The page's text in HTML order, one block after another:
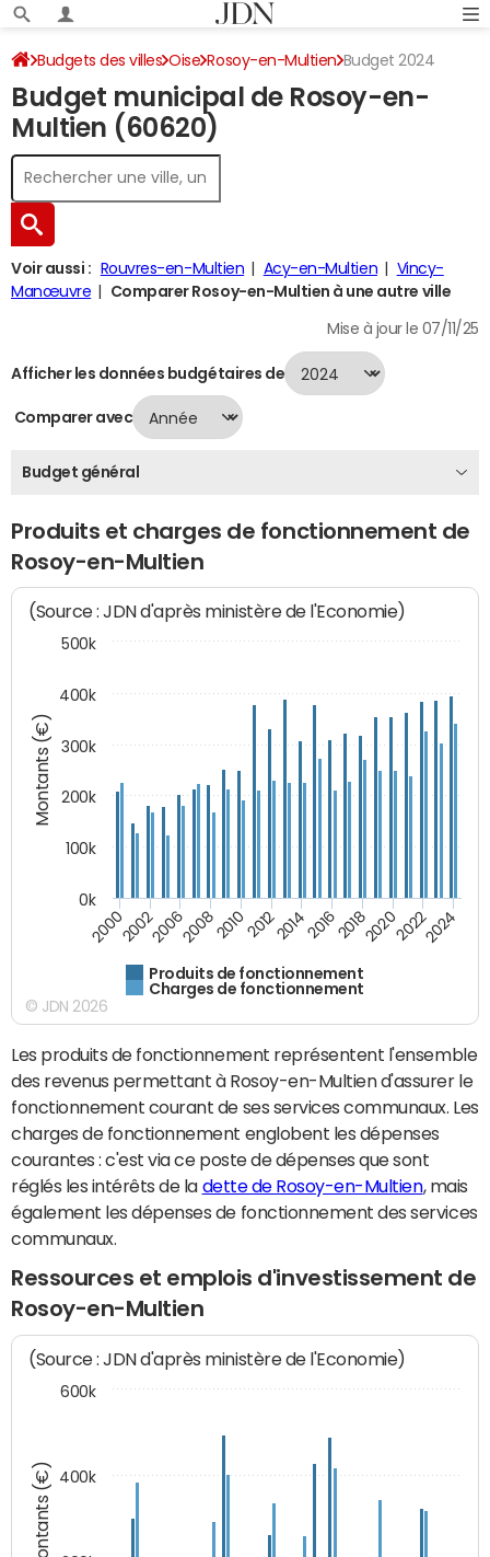
Budgets des villes Oise Rosoy-en-Multien Budget 2024
Budget municipal de Rosoy-en-
Multien (60620)
Voir aussi : Rouvres-en-Multien Acy-en-Multien
Vincy-
Manœuvre
Comparer Rosoy-en-Multien à une autre ville
Mise à jour le 07/11/25
Afficher les données budgétaires de
Comparer avec
Budget général
Produits et charges de fonctionnement de
Rosoy-en-Multien
Montants (€)
(Source : JDN d'après ministère de l'Economie)
Produits de fonctionnement
Charges de fonctionnement
200020022006200820102012201420162018202020222024
0k
100k
200k
300k
400k
500k
© JDN 2026
Les produits de fonctionnement représentent l'ensemble
des revenus permettant à Rosoy-en-Multien d'assurer le
fonctionnement courant de ses services communaux. Les
charges de fonctionnement englobent les dépenses
courantes : c'est via ce poste de dépenses que sont
réglés les intérêts de la dette de Rosoy-en-Multien, mais
également les dépenses de fonctionnement des services
communaux.
Ressources et emplois d'investissement de
Rosoy-en-Multien
Montants (€)
(Source : JDN d'après ministère de l'Economie)
400k
600k